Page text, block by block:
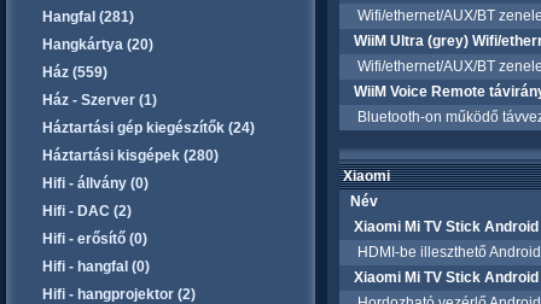
Hangfal (281)
Hangkártya (20)
Ház (559)
Ház - Szerver (1)
Háztartási gép kiegészítők (24)
Háztartási kisgépek (280)
Hifi - állvány (0)
Hifi - DAC (2)
Hifi - erősítő (0)
Hifi - hangfal (0)
Hifi - hangprojektor (2)
Wifi/ethernet/AUX/BT
WiiM Ultra (grey) Wifi/
Wifi/ethernet/AUX/BT
WiiM Voice Remote
Bluetooth-on működő
Xiaomi
Név
Xiaomi Mi TV Stick
HDMI-be illeszthető Android
Xiaomi Mi TV Stick